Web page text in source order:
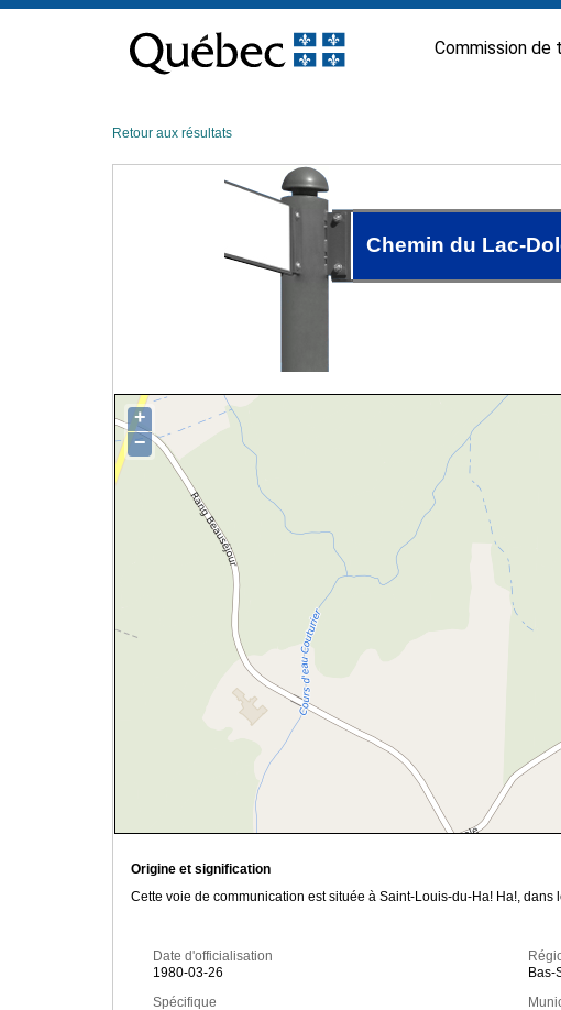
contenu
Commission de
Retour aux résultats
Chemin du Lac-
+
−
Origine et signification
Cette voie de communication est située à Saint-Louis-du-Ha! Ha!,
Date d'officialisation
1980-03-26
Spécifique
Bas-